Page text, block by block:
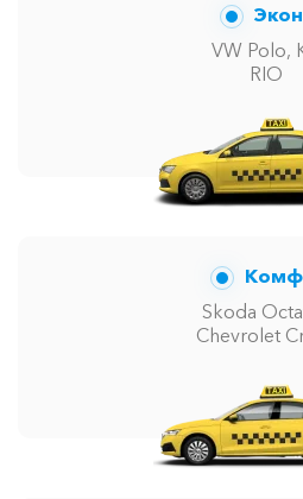
VW Polo,
RIO
Skoda
Chevrolet